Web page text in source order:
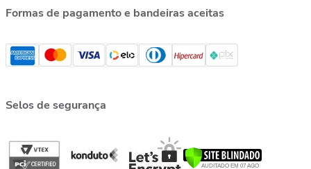
Formas de pagamento e bandeiras aceitas
Selos de segurança